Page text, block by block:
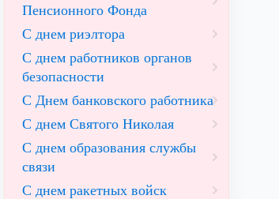
Пенсионного Фонда
С днем риэлтора
С днем работников органов
безопасности
С Днем банковского работника
С днем Святого Николая
С днем образования службы
связи
С днем ракетных войск